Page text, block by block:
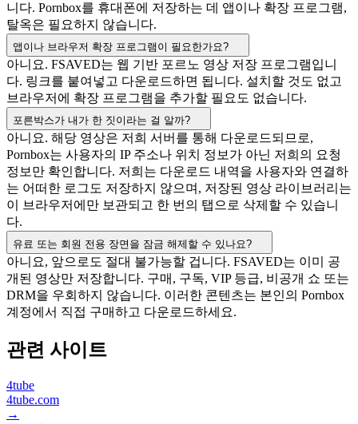
니다. Pornbox를 휴대폰에 저장하는 데 앱이나 확장 프로그램,
탈옥은 필요하지 않습니다.
앱이나 브라우저 확장 프로그램이 필요한가요?
아니요. FSAVED는 웹 기반 포르노 영상 저장 프로그램입니
다. 링크를 붙여넣고 다운로드하면 됩니다. 설치할 것도 없고
브라우저에 확장 프로그램을 추가할 필요도 없습니다.
포른박스가 내가 한 짓이라는 걸 알까?
아니요. 해당 영상은 저희 서버를 통해 다운로드되므로,
Pornbox는 사용자의 IP 주소나 위치 정보가 아닌 저희의 요청
정보만 확인합니다. 저희는 다운로드 내역을 사용자와 연결하
는 어떠한 로그도 저장하지 않으며, 저장된 영상 라이브러리는
이 브라우저에만 보관되고 한 번의 탭으로 삭제할 수 있습니
다.
유료 또는 회원 전용 장면을 잠금 해제할 수 있나요?
아니요, 앞으로도 절대 불가능할 겁니다. FSAVED는 이미 공
개된 영상만 저장합니다. 구매, 구독, VIP 등급, 비공개 쇼 또는
DRM을 우회하지 않습니다. 이러한 콘텐츠는 본인의 Pornbox
계정에서 직접 구매하고 다운로드하세요.
관련 사이트
4tube
4tube.com
→